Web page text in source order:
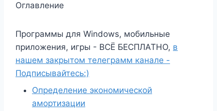
Оглавление
Программы для Windows, мобильные
приложения, игры - ВСЁ БЕСПЛАТНО, в
нашем закрытом телеграмм канале -
Подписывайтесь:)
Определение экономической
амортизации